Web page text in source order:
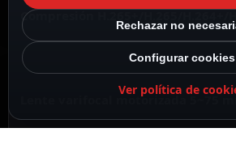
Compresión H.265+/H.265/H.264+/
Lente varifocal motorizada 5~75
Rechazar no
Configurar cookies
Ver política de